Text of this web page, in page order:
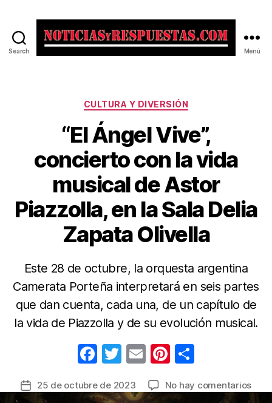
Search Menú
Categorías
CULTURA Y DIVERSIÓN
“El Ángel Vive”,
concierto con la vida
musical de Astor
Piazzolla, en la Sala Delia
Zapata Olivella
Este 28 de octubre, la orquesta argentina
Camerata Porteña interpretará en seis partes
que dan cuenta, cada una, de un capítulo de
la vida de Piazzolla y de su evolución musical.
F
c
T
itt
E
ail
Pi
er m
Fecha
de
25 de octubre de 2023 No hay comentariosen